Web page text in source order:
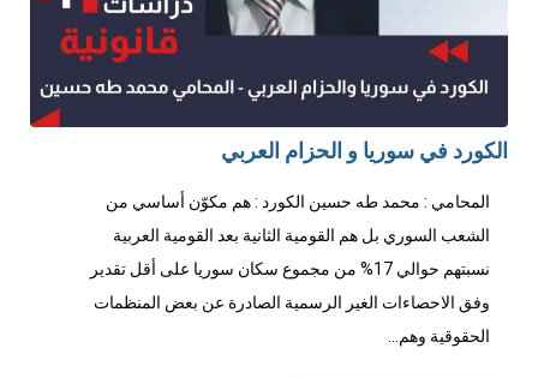
الكورد في سوريا و الحزام العربي
المحامي : محمد طه حسين الكورد : هم مكوّن أساسي من
الشعب السوري بل هم القومية الثانية بعد القومية العربية
نسبتهم حوالي 17% من مجموع سكان سوريا على أقل تقدير
وفق الاحصاءات الغير الرسمية الصادرة عن بعض المنظمات
الحقوقية وهم...